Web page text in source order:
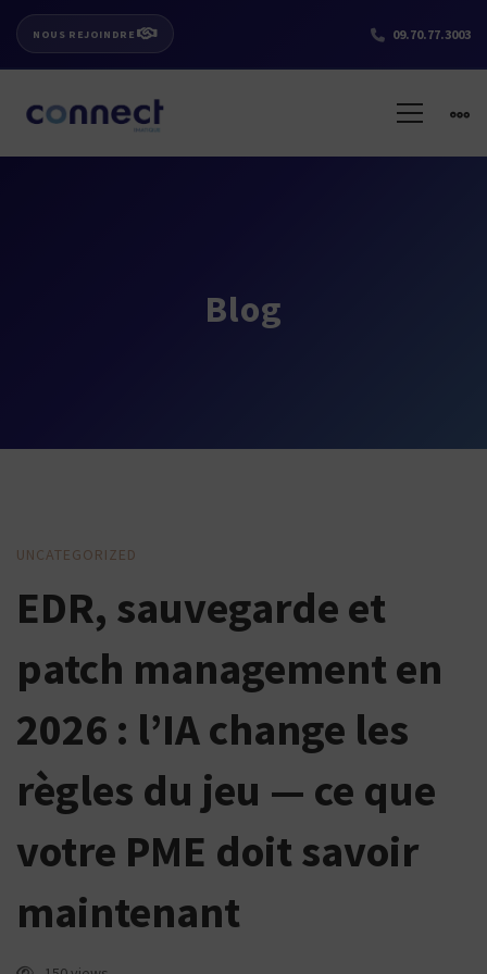
NOUS REJOINDRE 09.70.77.3003
Blog
EDR,
sauvegarde
patch
management
en
2026
l’IA
change
UNCATEGORIZED
EDR, sauvegarde et
patch management en
2026 : l’IA change les
règles du jeu — ce que
votre PME doit savoir
maintenant